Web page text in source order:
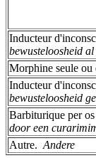
Inducteur
bewusteloosheid
Morphine seule ou
Inducteur
bewusteloosheid
Barbiturique per
door een
Autre. ­ Andere